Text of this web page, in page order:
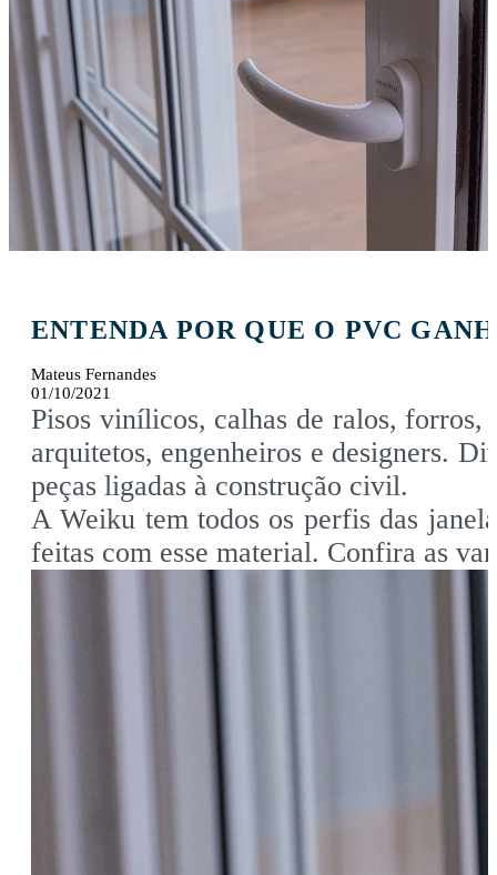
ENTENDA POR QUE O PVC
Mateus Fernandes
01/10/2021
Pisos vinílicos, calhas de ralos, forros,
arquitetos, engenheiros e designers.
peças ligadas à construção civil.
A Weiku tem todos os perfis das
feitas com esse material. Confira as